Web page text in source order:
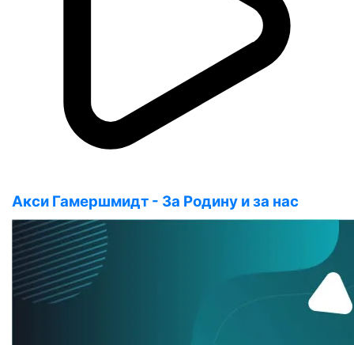
Акси Гамершмидт - За Родину и за нас